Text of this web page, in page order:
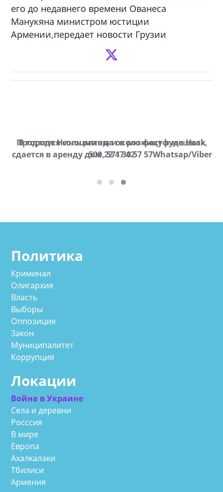
его до недавнего времени Ованеса
Манукяна министром юстиции
Армении,передает новости Грузии
Продается соль оптом и в розницу в мешках,
500 22 47 42
В городе Ниноцминда около фастфуда Hask
cдается в аренду дом, 571 30 57 57Whatsap/Viber
Политика
Криминал
Олигархия
Власть
Выборы
Оппозиция
Закон
Муниципалитет
Коррупция
Локации
Война в Украине
Села и деревни
Росссия
В мире
Европа
Ахалкалаки
Тбилиси
Армения